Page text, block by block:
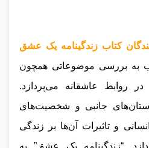
کتاب زندگینامه یک عشق
به بررسی موضوعاتی همچون
روابط عاشقانه می‌پردازد.
جانبی و شخصیت‌های
و تاثیرات آن‌ها بر زندگی
“زندگینامه یک عشق” به